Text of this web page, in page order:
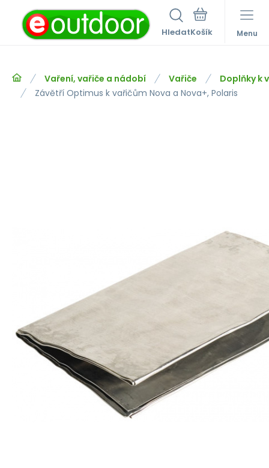
Hledat Menu
Vaření, vařiče a nádobí Vařiče
Doplňky k
Závětří Optimus k vařičům Nova a Nova+, Polaris